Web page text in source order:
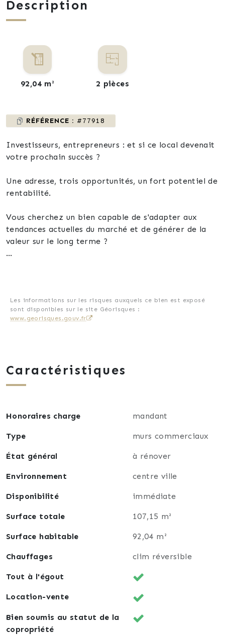
Description
92,04 m² 2 pièces
RÉFÉRENCE : #77918
Investisseurs, entrepreneurs : et si ce local devenait
votre prochain succès ?
Une adresse, trois opportunités, un fort potentiel de
rentabilité.
Vous cherchez un bien capable de s'adapter aux
tendances actuelles du marché et de générer de la
valeur sur le long terme ?
d'accueillir différents concepts à fort potentiel
économique.
Un secteur en pleine expansion porté par la
recherche de qualité de vie : massages, esthétique,
🥋 Un dojo ou centre d'arts martiaux
Karaté, judo, aïkido, self-défense, fitness ou
sur les abonnements et la fidélisation de la clientèle.
🏡 Un loft ou logement Airbnb de standing
Ses beaux volumes permettent d'envisager un
particulièrement recherché sur le marché de la
Pourquoi ce bien attire les investisseurs ?
✅ Grande surface exploitable
✅ Configuration facilement transformable
✅ Faibles contraintes d'aménagement
Les informations sur les risques auxquels ce bien est exposé
sont disponibles sur le site Géorisques :
www.georisques.gouv.fr
Caractéristiques
Honoraires charge mandant
Type murs commerciaux
État général à rénover
Environnement centre ville
Disponibilité immédiate
Surface totale 107,15 m²
Surface habitable 92,04 m²
Chauffages clim réversible
Tout à l'égout
Location-vente
Bien soumis au statut de la
copropriété